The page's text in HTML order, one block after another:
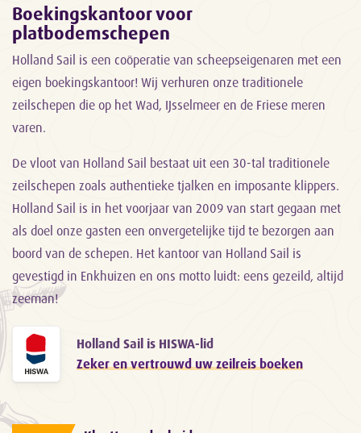
Boekingskantoor voor
platbodemschepen
Holland Sail is een coöperatie van scheepseigenaren met een
eigen boekingskantoor! Wij verhuren onze traditionele
zeilschepen die op het Wad, IJsselmeer en de Friese meren
varen.
De vloot van Holland Sail bestaat uit een 30-tal traditionele
zeilschepen zoals authentieke tjalken en imposante klippers.
Holland Sail is in het voorjaar van 2009 van start gegaan met
als doel onze gasten een onvergetelijke tijd te bezorgen aan
boord van de schepen. Het kantoor van Holland Sail is
gevestigd in Enkhuizen en ons motto luidt: eens gezeild, altijd
zeeman!
Holland Sail is HISWA-lid
Zeker en vertrouwd uw zeilreis boeken